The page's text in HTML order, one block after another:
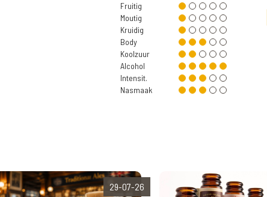
Fruitig
Moutig
Kruidig
Body
Koolzuur
Alcohol
Intensit.
Nasmaak
29-07-26